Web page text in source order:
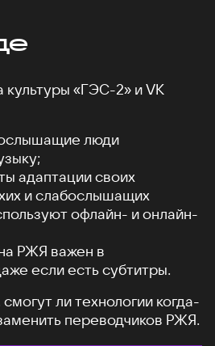
«ГЭС-2» и VK
люди
адаптации своих
и слабослышащих
офлайн- и онлайн-
РЖЯ важен в
если есть субтитры.
ли технологии когда-
переводчиков РЖЯ.